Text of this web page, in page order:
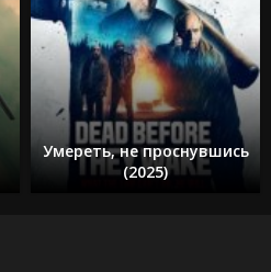
Умереть, не проснувшись
(2025)